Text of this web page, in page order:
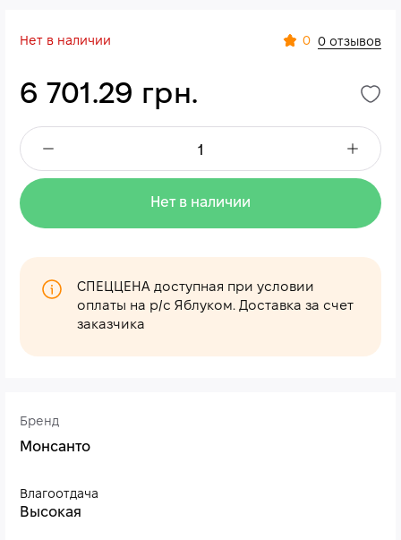
Бренд
Монсанто
Влагоотдача
Высокая
Нет в наличии 0 0 отзывов
6 701.29 грн.
Нет в наличии
СПЕЦЦЕНА доступная при условии
оплаты на р/с Яблуком. Доставка за счет
заказчика